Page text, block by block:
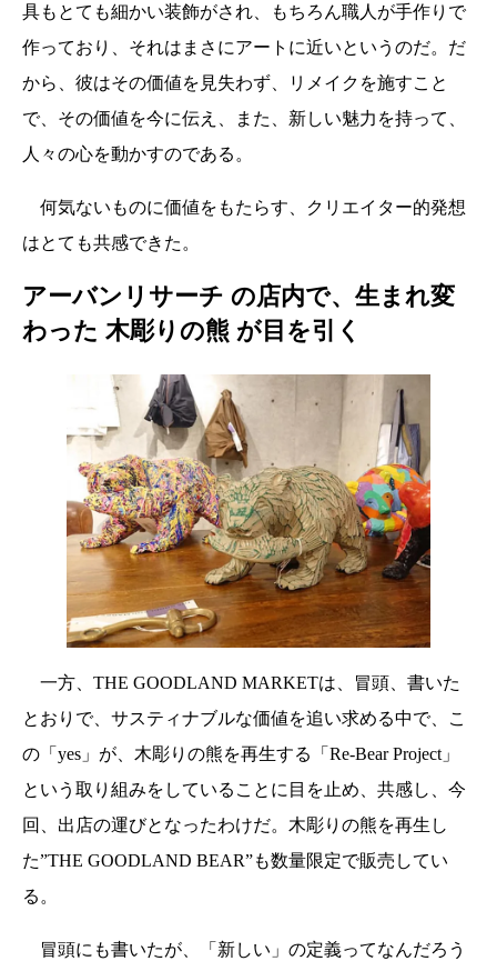
具もとても細かい装飾がされ、もちろん職人が手作りで
作っており、それはまさにアートに近いというのだ。だ
から、彼はその価値を見失わず、リメイクを施すこと
で、その価値を今に伝え、また、新しい魅力を持って、
人々の心を動かすのである。
何気ないものに価値をもたらす、クリエイター的発想
はとても共感できた。
アーバンリサーチ の店内で、生まれ変
わった 木彫りの熊 が目を引く
一方、THE GOODLAND MARKETは、冒頭、書いた
とおりで、サスティナブルな価値を追い求める中で、こ
の「yes」が、木彫りの熊を再生する「Re-Bear Project」
という取り組みをしていることに目を止め、共感し、今
回、出店の運びとなったわけだ。木彫りの熊を再生し
た”THE GOODLAND BEAR”も数量限定で販売してい
る。
冒頭にも書いたが、「新しい」の定義ってなんだろう